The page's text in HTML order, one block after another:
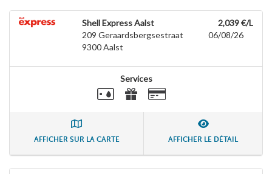
Shell Express Aalst
209 Geraardsbergsestraat
9300Aalst
2,039 €/L
06/08/26
Services
AFFICHER SUR LA CARTE AFFICHER LE DÉTAIL